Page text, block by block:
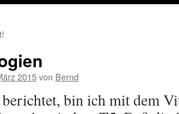
2015von Bernd
bin ich mit dem